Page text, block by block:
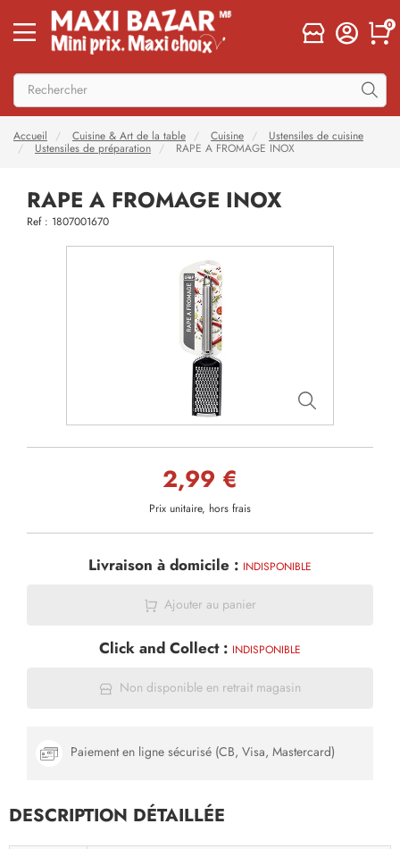
0
Accueil Cuisine & Art de la table Cuisine
Ustensiles de cuisine
Ustensiles de préparation
RAPE A FROMAGE INOX
RAPE A FROMAGE INOX
Ref : 1807001670
2,99 €
Prix unitaire, hors frais
Livraison à domicile : INDISPONIBLE
Ajouter au panier
Click and Collect : INDISPONIBLE
Non disponible en retrait magasin
Paiement en ligne sécurisé (CB, Visa, Mastercard)
DESCRIPTION DÉTAILLÉE